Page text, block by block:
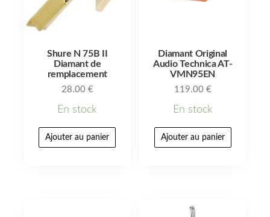
Shure N 75B II
Diamant de
remplacement
28.00 €
En stock
Ajouter au panier
Diamant Original
Audio Technica AT-
VMN95EN
119.00 €
En stock
Ajouter au panier